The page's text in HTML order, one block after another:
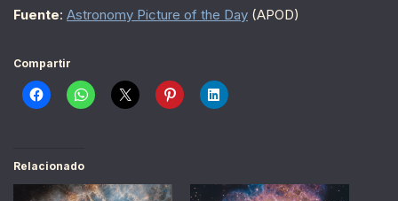
Fuente: Astronomy Picture of the Day (APOD)
Compartir
Relacionado